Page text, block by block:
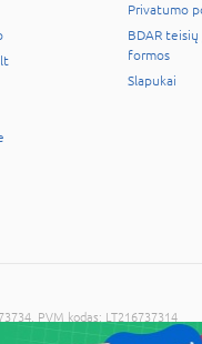
Privatumo
BDAR
formos
Slapukai
PVM kodas: LT216737314